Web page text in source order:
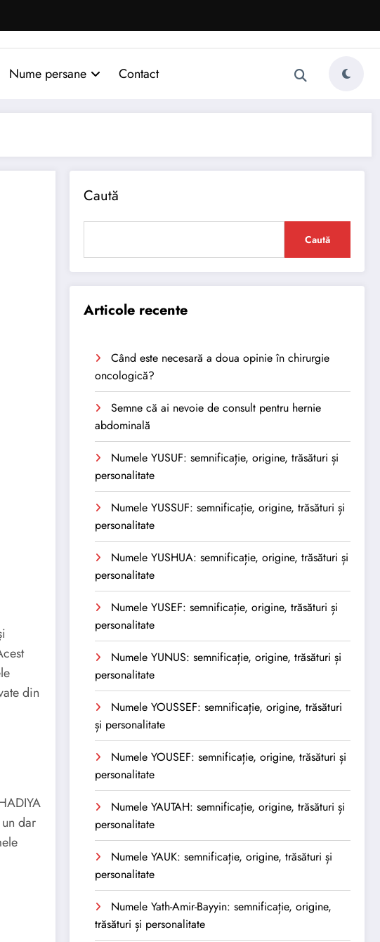
Nume persane Contact
din
dar
Caută
Caută
Articole recente
Când este necesară a doua opinie în chirurgie
oncologică?
Semne că ai nevoie de consult pentru hernie
abdominală
Numele YUSUF: semnificație, origine, trăsături și
personalitate
Numele YUSSUF: semnificație, origine, trăsături și
personalitate
Numele YUSHUA: semnificație, origine, trăsături și
personalitate
Numele YUSEF: semnificație, origine, trăsături și
personalitate
Numele YUNUS: semnificație, origine, trăsături și
personalitate
Numele YOUSSEF: semnificație, origine, trăsături
și personalitate
Numele YOUSEF: semnificație, origine, trăsături și
personalitate
Numele YAUTAH: semnificație, origine, trăsături și
personalitate
Numele YAUK: semnificație, origine, trăsături și
personalitate
Numele Yath-Amir-Bayyin: semnificație, origine,
trăsături și personalitate